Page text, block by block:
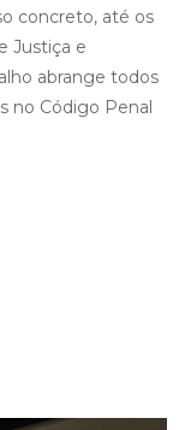
concreto, até os
Justiça e
abrange todos
no Código Penal